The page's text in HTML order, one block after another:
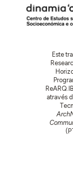
Este
através